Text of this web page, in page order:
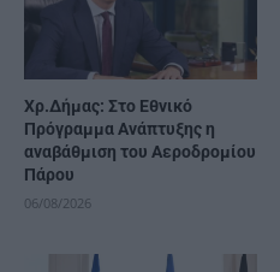
Χρ.Δήμας: Στο Εθνικό
Πρόγραμμα Ανάπτυξης η
αναβάθμιση του Αεροδρομίου
Πάρου
06/08/2026